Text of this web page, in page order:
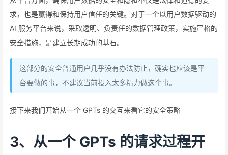
求，也是赢得和保持用户信任的关键。对于一个以用户数据驱动的
AI 服务平台来说，采取透明、负责任的数据管理政策，实施严格的
安全措施，是建立长期成功的基石。
这部分的安全普通用户几乎没有办法防止，确实也应该是平
台要做的事，不建议当前投入太多精力做这个事。
接下来我们开始从一个 GPTs 的交互来看它的安全策略
3、从一个 GPTs 的请求过程开